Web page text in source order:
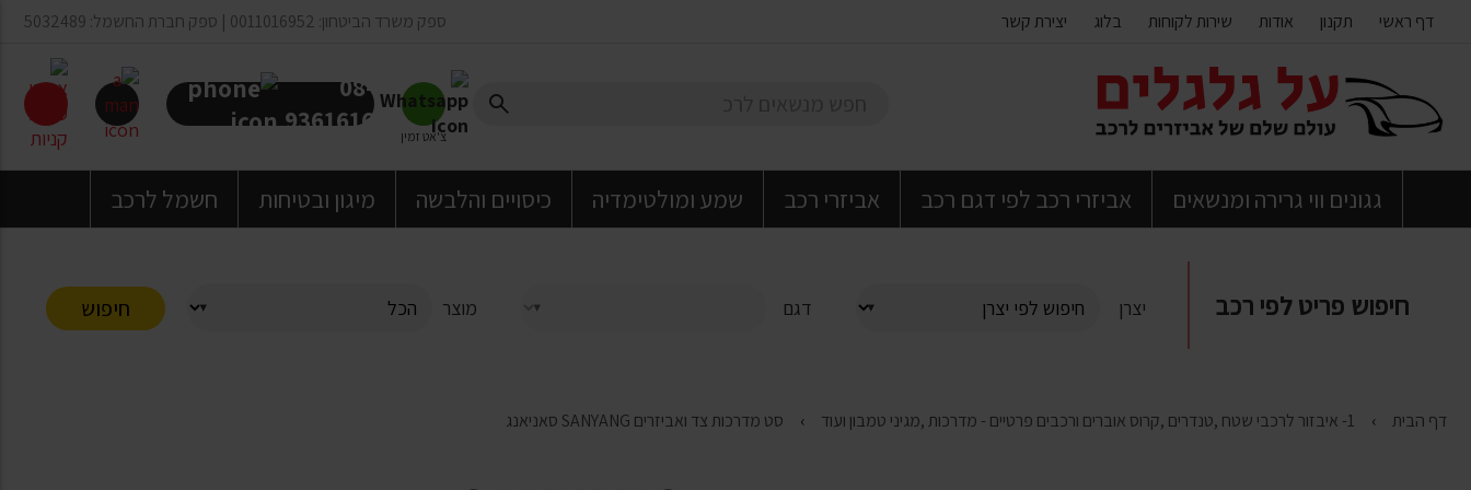
דף ראשי תקנון אודות שירות לקוחות בלוג יצירת קשר ספק משרד הביטחון: 0011016952 | ספק חברת החשמל: 5032489
צ'אט זמין
08-
9361616
גגונים ווי גרירה ומנשאים אביזרי רכב לפי דגם רכב אביזרי רכב שמע ומולטימדיה כיסויים והלבשה מיגון ובטיחות חשמל לרכב
חיפוש פריט לפי רכב יצרן דגם מוצר חיפוש
דף הבית 1- איבזור לרכבי שטח ,טנדרים ,קרוס אוברים ורכבים פרטיים - מדרכות ,מגיני טמבון ועוד סט מדרכות צד ואביזרים SANYANG סאניאנג